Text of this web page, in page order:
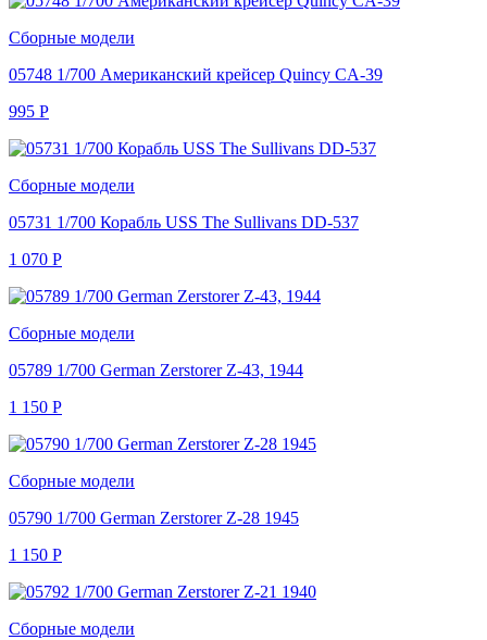
Сборные модели
05748 1/700 Американский крейсер Quincy CA-39
995 Р
Сборные модели
05731 1/700 Корабль USS The Sullivans DD-537
1 070 Р
Сборные модели
05789 1/700 German Zerstorer Z-43, 1944
1 150 Р
Сборные модели
05790 1/700 German Zerstorer Z-28 1945
1 150 Р
Сборные модели